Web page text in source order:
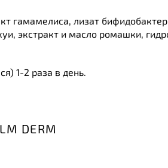
гамамелиса, лизат
экстракт и масло ромашки,
1-2 раза в день.
DERM